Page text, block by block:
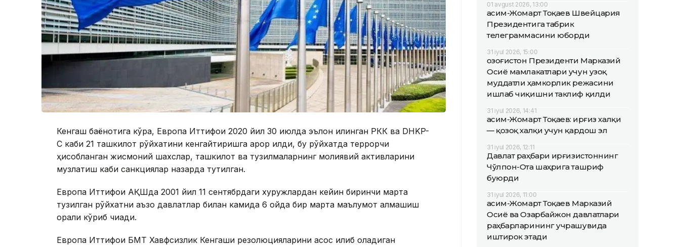
Кенгаш баёнотига кўра, Европа Иттифоқи 2020 йил 30 июлда эълон қилинган РКК ва DHKP-
C каби 21 ташкилот рўйхатини кенгайтиришга қарор қилди, бу рўйхатда террорчи
ҳисобланган жисмоний шахслар, ташкилот ва тузилмаларнинг молиявий активларини
музлатиш каби санкциялар назарда тутилган.
Европа Иттифоқи АҚШда 2001 йил 11 сентябрдаги хуружлардан кейин биринчи марта
тузилган рўйхатни аъзо давлатлар билан камида 6 ойда бир марта маълумот алмашиш
орқали кўриб чиқади.
Европа Иттифоқи БМТ Хавфсизлик Кенгаши резолюцияларини асос қилиб оладиган
01 avgust 2026, 13:00
Қасим-Жомарт Тоқаев Швейцария
Президентига табрик
телеграммасини юборди
31 iyul 2026, 15:00
Қозоғистон Президенти Марказий
Осиё мамлакатлари учун узоқ
муддатли ҳамкорлик режасини
ишлаб чиқишни таклиф қилди
31 iyul 2026, 14:41
Қасим-Жомарт Тоқаев: Қирғиз халқи
— қозоқ халқи учун қардош эл
31 iyul 2026, 12:11
Давлат раҳбари Қирғизистоннинг
Чўлпон-Ота шаҳрига ташриф
буюрди
31 iyul 2026, 11:00
Қасим-Жомарт Тоқаев Марказий
Осиё ва Озарбайжон давлатлари
раҳбарларининг учрашувида
иштирок этади